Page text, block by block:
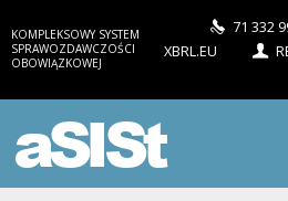
KOMPLEKSOWY SYSTEM
SPRAWOZDAWCZOŚCI
OBOWIĄZKOWEJ
71 332
XBRL.EU
aSISt